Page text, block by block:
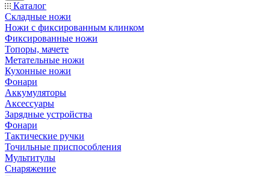
Каталог
Складные ножи
Ножи с фиксированным клинком
Фиксированные ножи
Топоры, мачете
Метательные ножи
Кухонные ножи
Фонари
Аккумуляторы
Аксессуары
Зарядные устройства
Фонари
Тактические ручки
Точильные приспособления
Мультитулы
Снаряжение